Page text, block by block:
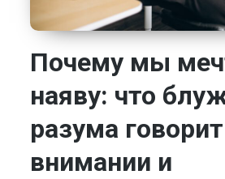
Почему мы
наяву: что
разума
внимании и